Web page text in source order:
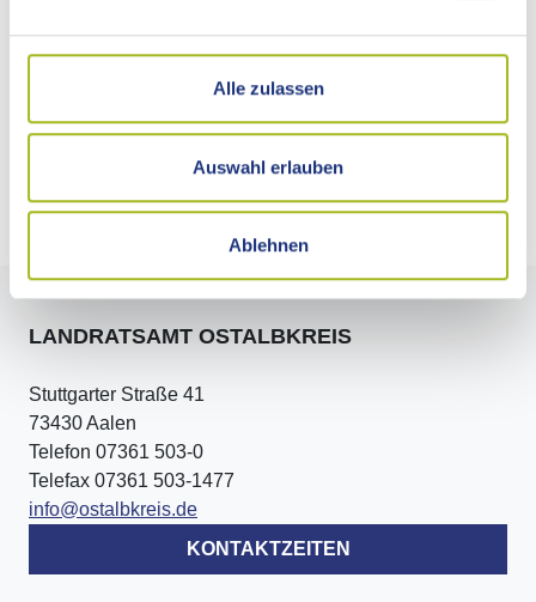
Alle zulassen
Auswahl erlauben
Ablehnen
Adresse
LANDRATSAMT OSTALBKREIS
Stuttgarter Straße 41
73430 Aalen
Telefon 07361 503-0
Telefax 07361 503-1477
info@ostalbkreis.de
KONTAKTZEITEN